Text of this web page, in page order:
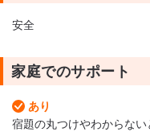
安全
家庭でのサポート
あり
宿題の丸つけやわからな